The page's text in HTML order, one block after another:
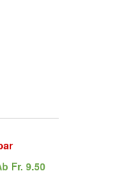
Fr. 9.50